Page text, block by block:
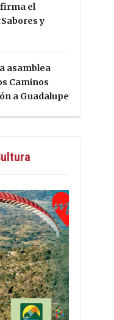
el
y
asamblea
Caminos
a Guadalupe